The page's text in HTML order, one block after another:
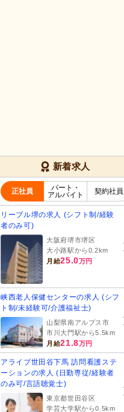
新着求人
正社員
パート・
アルバイト
契約社員
リーブル堺の求人 (シフト制/経験
者のみ可)
大阪府堺市堺区
大小路駅から0.2km
月給25.0万円
峡西老人保健センターの求人 (シフ
ト制/未経験可/介護福祉士)
山梨県南アルプス市
市川大門駅から5.5km
月給21.8万円
アライブ世田谷下馬 訪問看護ステ
ーションの求人 (日勤専従/経験者
のみ可/言語聴覚士)
東京都世田谷区
学芸大学駅から0.5km